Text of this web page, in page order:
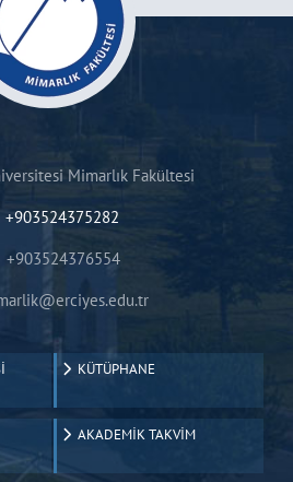
Mimarlık Fakültesi
+903524375282
+903524376554
KÜTÜPHANE
AKADEMİK TAKVİM